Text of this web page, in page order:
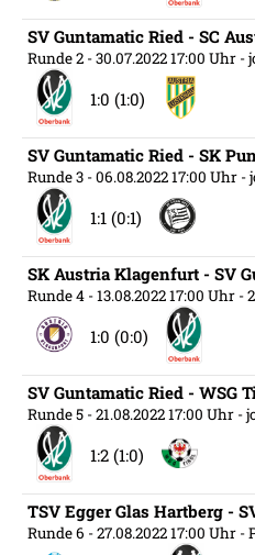
SV Guntamatic Ried - SC
Runde 2 - 30.07.2022 17:00 Uhr -
1:0 (1:0)
SV Guntamatic Ried - SK
Runde 3 - 06.08.2022 17:00 Uhr -
1:1 (0:1)
SK Austria Klagenfurt - SV
Runde 4 - 13.08.2022 17:00 Uhr -
1:0 (0:0)
SV Guntamatic Ried - WSG
Runde 5 - 21.08.2022 17:00 Uhr -
1:2 (1:0)
TSV Egger Glas Hartberg -
Runde 6 - 27.08.2022 17:00 Uhr -